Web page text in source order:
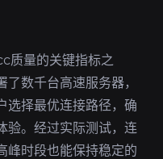
质量的关键指标之
数千台高速服务器，
选择最优连接路径，确
验。经过实际测试，连
峰时段也能保持稳定的